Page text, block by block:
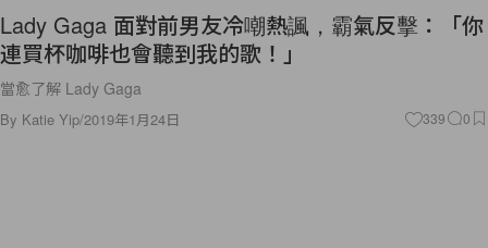
Lady Gaga 面對前男友冷嘲熱諷，霸氣反擊：「你
連買杯咖啡也會聽到我的歌！」
當愈了解 Lady Gaga
By Katie Yip/2019年1月24日 339 0